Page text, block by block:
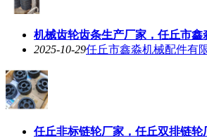
机械齿轮齿条生产厂家，任丘市鑫
2025-10-29任丘市鑫淼机械配件有
任丘非标链轮厂家，任丘双排链轮